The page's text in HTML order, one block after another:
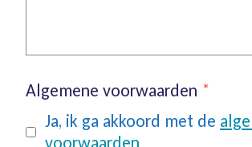
Algemene voorwaarden *
Ja, ik ga akkoord met de
voorwaarden